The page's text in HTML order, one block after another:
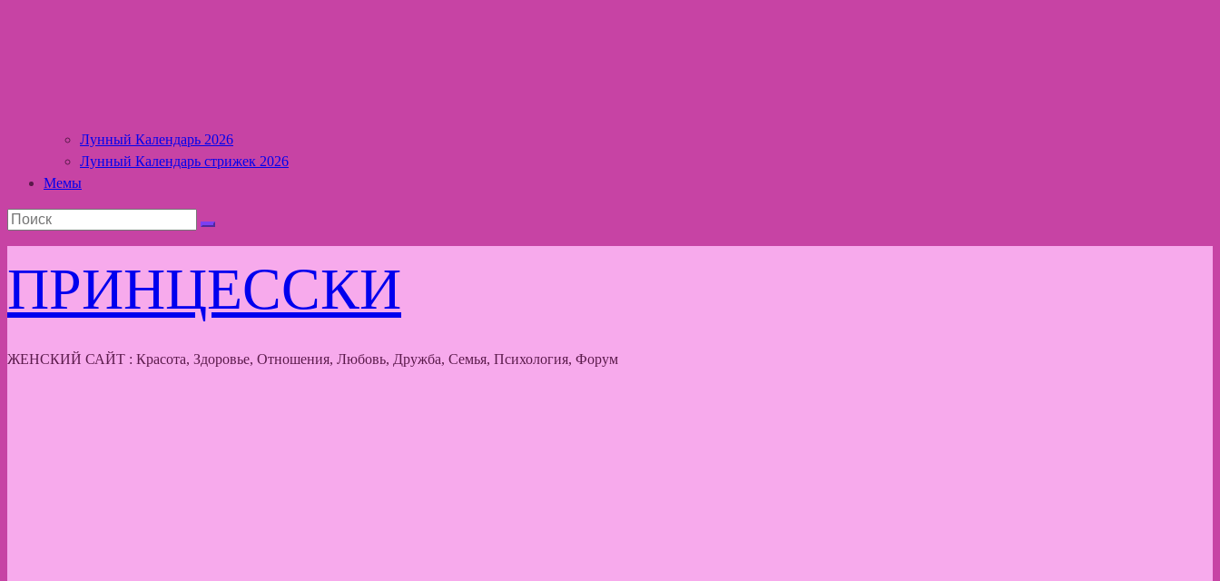
Лунный Календарь 2026
Лунный Календарь стрижек 2026
Мемы
ПРИНЦЕССКИ
ЖЕНСКИЙ САЙТ : Красота, Здоровье, Отношения, Любовь, Дружба, Семья, Психология, Форум